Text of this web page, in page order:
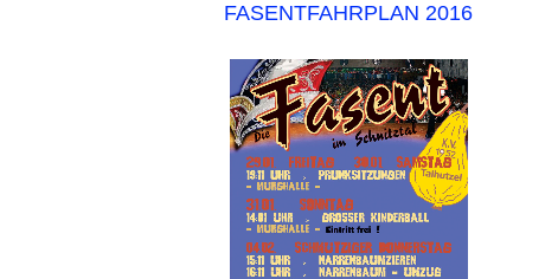
FASENTFAHRPLAN 2016